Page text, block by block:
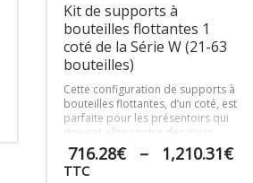
Kit de supports à
bouteilles flottantes 1
coté de la Série W (21-63
bouteilles)
Cette configuration de supports à
bouteilles flottantes, d’un coté, est
parfaite pour les présentoirs qui
doivent aller contre des murs
carrelés ou être mis à l’écart pour
une raison quelconque.
716.28€ – 1,210.31€
TTC